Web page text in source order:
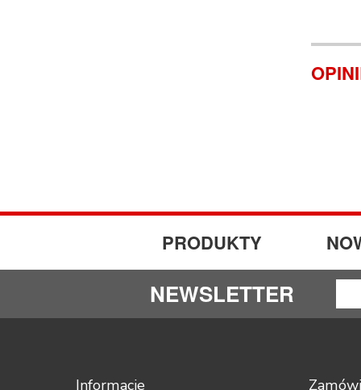
PRODUKTY
NEWSLETTER
Informacje